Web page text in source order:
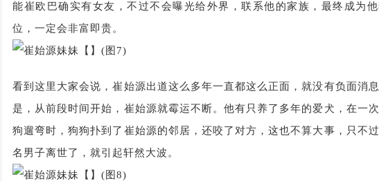
能崔欧巴确实有女友，不过不会曝光给外界，联系他的家族，最终成为
位，一定会非富即贵。
看到这里大家会说，崔始源出道这么多年一直都这么正面，就没有负面消
是，从前段时间开始，崔始源就霉运不断。他有只养了多年的爱犬，在一
狗遛弯时，狗狗扑到了崔始源的邻居，还咬了对方，这也不算大事，只不
名男子离世了，就引起轩然大波。